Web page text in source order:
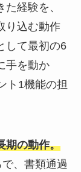
経験を、
り込む動作
して最初の6
手を動か
ト1機能の担
期の動作。
、書類通過